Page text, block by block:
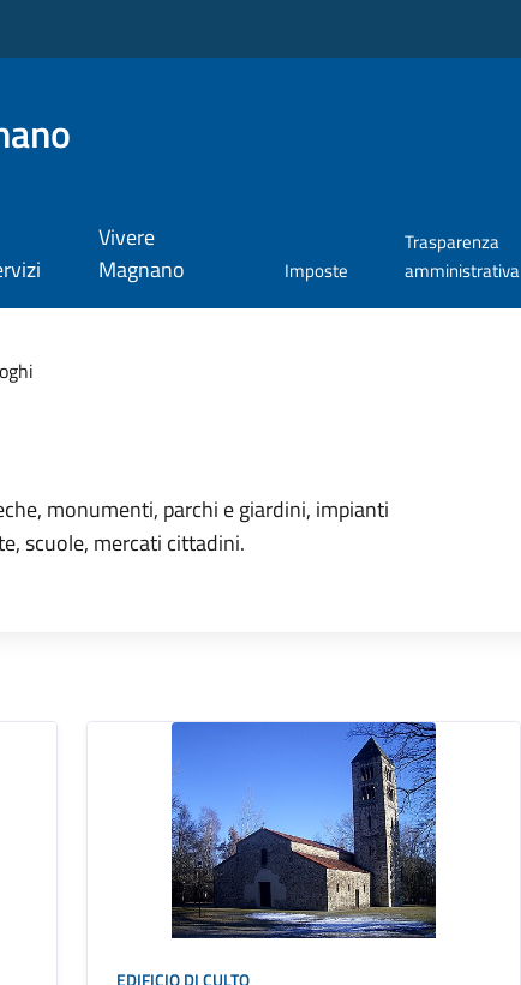
Vivere
Magnano
Imposte
Trasparenza
amministrativa
monumenti, parchi e giardini, impianti
scuole, mercati cittadini.
EDIFICIO DI CULTO